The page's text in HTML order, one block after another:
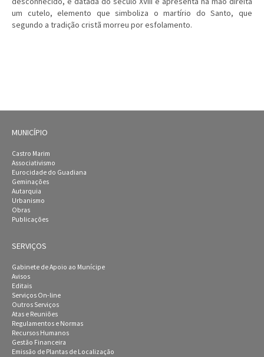
um cutelo, elemento que simboliza o martírio do Santo, que
segundo a tradição cristã morreu por esfolamento.
MUNICÍPIO
Castro Marim
Associativismo
Eurocidade do Guadiana
Geminações
Autarquia
Urbanismo
Obras
Publicações
SERVIÇOS
Gabinete de Apoio ao Munícipe
Avisos
Editais
Serviços On-line
Outros Serviços
Atas e Reuniões
Regulamentos e Normas
Recursos Humanos
Gestão Financeira
Emissão de Plantas de Localização